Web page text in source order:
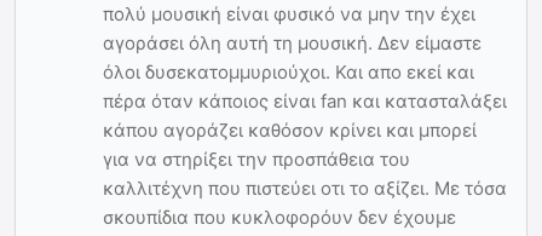
πολύ μουσική είναι φυσικό να μην την έχει
αγοράσει όλη αυτή τη μουσική. Δεν είμαστε
όλοι δυσεκατομμυριούχοι. Και απο εκεί και
πέρα όταν κάποιος είναι fan και κατασταλάξει
κάπου αγοράζει καθόσον κρίνει και μπορεί
για να στηρίξει την προσπάθεια του
καλλιτέχνη που πιστεύει οτι το αξίζει. Με τόσα
σκουπίδια που κυκλοφορόυν δεν έχουμε